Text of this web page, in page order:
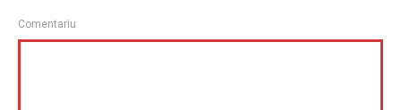
Comentariu